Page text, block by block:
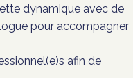
dynamique avec de
pour accompagner
afin de